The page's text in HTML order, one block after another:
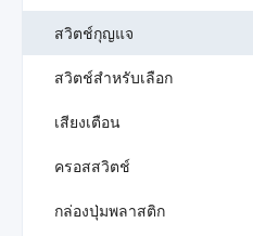
สวิตช์กุญแจ
สวิตช์สำหรับเลือก
เสียงเตือน
ครอสสวิตช์
กล่องปุ่มพลาสติก